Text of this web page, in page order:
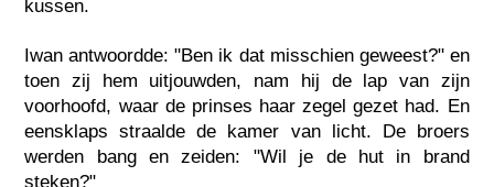
kussen.
Iwan antwoordde: "Ben ik dat misschien geweest?" en
toen zij hem uitjouwden, nam hij de lap van zijn
voorhoofd, waar de prinses haar zegel gezet had. En
eensklaps straalde de kamer van licht. De broers
werden bang en zeiden: "Wil je de hut in brand
steken?"